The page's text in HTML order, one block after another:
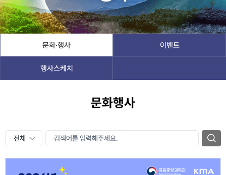
문화·행사 이벤트
행사스케치
문화행사